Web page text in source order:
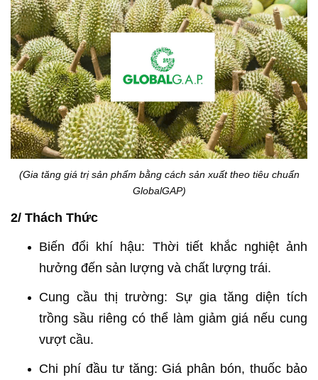
(Gia tăng giá trị sản phẩm bằng cách sản xuất theo tiêu chuẩn
GlobalGAP)
2/ Thách Thức
Biến đổi khí hậu: Thời tiết khắc nghiệt ảnh
hưởng đến sản lượng và chất lượng trái.
Cung cầu thị trường: Sự gia tăng diện tích
trồng sầu riêng có thể làm giảm giá nếu cung
vượt cầu.
Chi phí đầu tư tăng: Giá phân bón, thuốc bảo